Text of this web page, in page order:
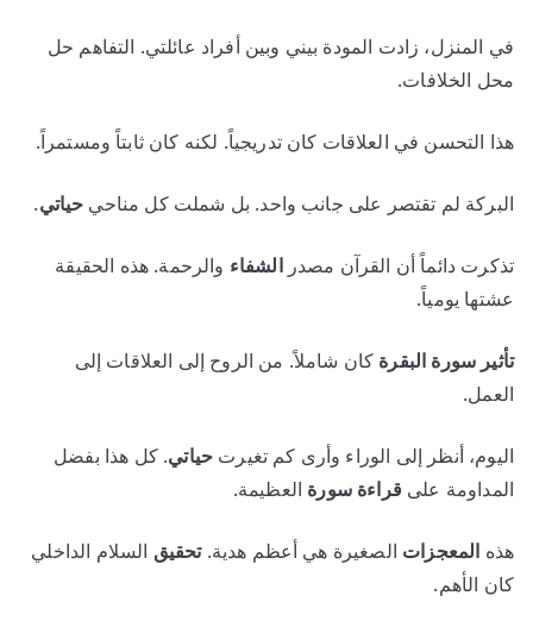
في المنزل، زادت المودة بيني وبين أفراد عائلتي. التفاهم حل
محل الخلافات.
هذا التحسن في العلاقات كان تدريجياً. لكنه كان ثابتاً ومستمراً.
البركة لم تقتصر على جانب واحد. بل شملت كل مناحي حياتي.
تذكرت دائماً أن القرآن مصدرالشفاء والرحمة. هذه الحقيقة
عشتها يومياً.
تأثير سورة البقرة كان شاملاً. من الروح إلى العلاقات إلى
العمل.
اليوم، أنظر إلى الوراء وأرى كم تغيرت حياتي. كل هذا بفضل
المداومة علىقراءة سورة العظيمة.
هذه المعجزات الصغيرة هي أعظم هدية.تحقيق السلام الداخلي
كان الأهم.